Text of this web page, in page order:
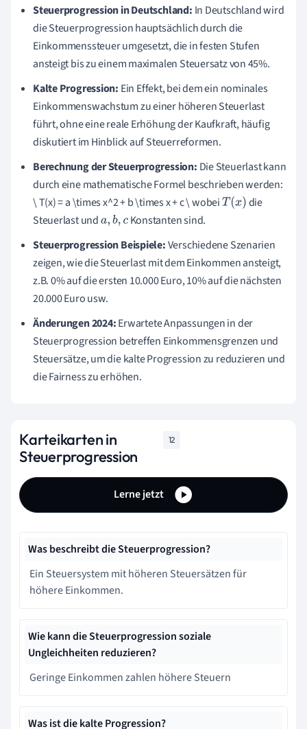
Steuerprogression in Deutschland: In Deutschland wird
die Steuerprogression hauptsächlich durch die
Einkommenssteuer umgesetzt, die in festen Stufen
ansteigt bis zu einem maximalen Steuersatz von 45%.
Kalte Progression: Ein Effekt, bei dem ein nominales
Einkommenswachstum zu einer höheren Steuerlast
führt, ohne eine reale Erhöhung der Kaufkraft, häufig
diskutiert im Hinblick auf Steuerreformen.
Berechnung der Steuerprogression: Die Steuerlast kann
durch eine mathematische Formel beschrieben werden:
\ T(x) = a \times x^2 + b \times x + c \ wobeiT(x)
die
Steuerlast unda,b,c Konstanten sind.
Steuerprogression Beispiele:Verschiedene Szenarien
zeigen, wie die Steuerlast mit dem Einkommen ansteigt,
z.B. 0% auf die ersten 10.000 Euro, 10% auf die nächsten
20.000 Euro usw.
Änderungen 2024:Erwartete Anpassungen in der
Steuerprogression betreffen Einkommensgrenzen und
Steuersätze, um die kalte Progression zu reduzieren und
die Fairness zu erhöhen.
Karteikarten in
Steuerprogression
12
Lerne jetzt
Was beschreibt die Steuerprogression?
Ein Steuersystem mit höheren Steuersätzen für
höhere Einkommen.
Wie kann die Steuerprogression soziale
Ungleichheiten reduzieren?
Geringe Einkommen zahlen höhere Steuern
Was ist die kalte Progression?